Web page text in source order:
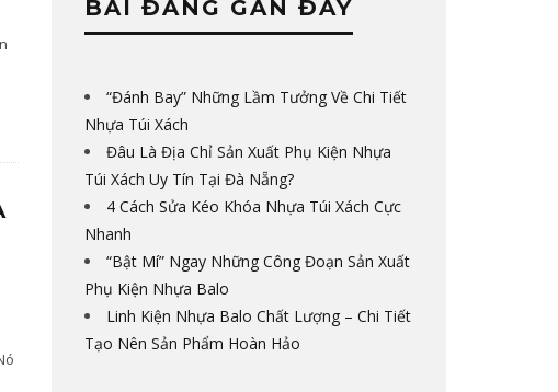
BÀI ĐĂNG GẦN ĐÂY
“Đánh Bay” Những Lầm Tưởng Về Chi Tiết
Nhựa Túi Xách
Đâu Là Địa Chỉ Sản Xuất Phụ Kiện Nhựa
Túi Xách Uy Tín Tại Đà Nẵng?
4 Cách Sửa Kéo Khóa Nhựa Túi Xách Cực
Nhanh
“Bật Mí” Ngay Những Công Đoạn Sản Xuất
Phụ Kiện Nhựa Balo
Linh Kiện Nhựa Balo Chất Lượng – Chi Tiết
Tạo Nên Sản Phẩm Hoàn Hảo